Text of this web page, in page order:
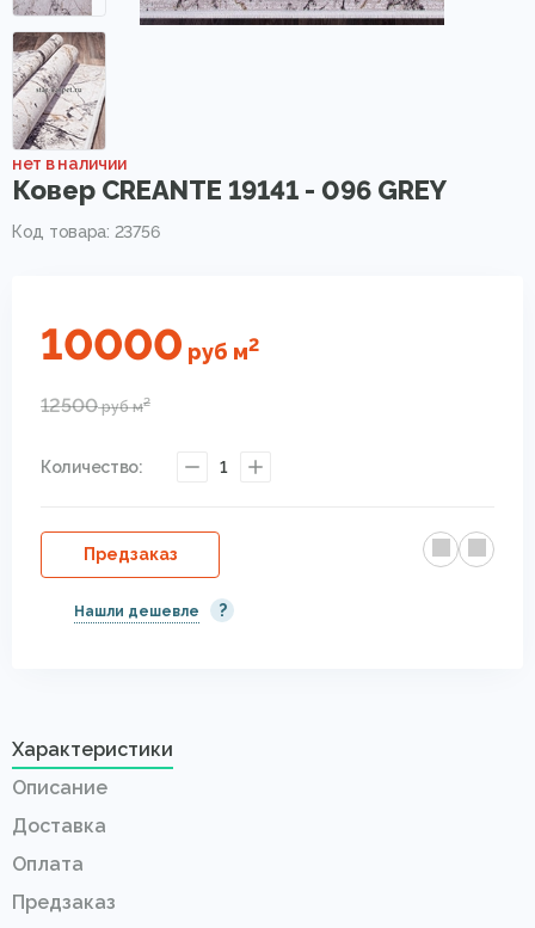
нет в наличии
Ковер CREANTE 19141 - 096 GREY
Код товара: 23756
10000 руб м2
12500рубм2
Количество: 1
Предзаказ
Нашли дешевле ?
Характеристики
Описание
Доставка
Оплата
Предзаказ